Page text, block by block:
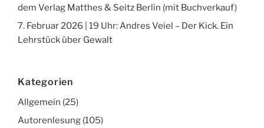
dem Verlag Matthes & Seitz Berlin (mit Buchverkauf)
7. Februar 2026 | 19 Uhr: Andres Veiel – Der Kick. Ein
Lehrstück über Gewalt
Kategorien
Allgemein (25)
Autorenlesung (105)